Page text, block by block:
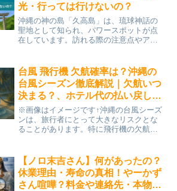
光・行っては行けないの？
沖縄の神の島「久高島」は、琉球神話の
聖地として知られ、パワースポットが点
在しています。訪れる際の注意点やアク
島からフェリーで約25分の距離に位置す
る久高島は、琉球神話に...
台風 飛行機 欠航確率は？沖縄の
台風シーズン徹底解説｜欠航いつ
決まる？、ホテル代の払い戻し、
キャンセル料など解説
※画像はイメージです↑沖縄の台風シーズ
ンは、旅行者にとって大きなリスクとな
ることがあります。特に飛行機の欠航が
事前に把握しておくことが重要です。・
沖縄は台風の通り道で、...
【ノロ末吉さん】何があったの？
休業理由・寿命の真相！やーかず
さん喧嘩？料金や連絡先・本物？